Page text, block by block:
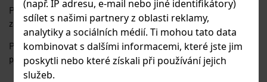
(např. IP adresu, e-mail nebo jiné identifikátory)
sdílet s našimi partnery z oblasti reklamy,
analytiky a sociálních médií. Ti mohou tato data
kombinovat s dalšími informacemi, které jste jim
poskytli nebo které získali při používání jejich
služeb.
Panely jsou vyrobeny z vodorovných drátů a svislých drátů, jež
zaručují velkou pevnost, odolnost a stabilitu.
Pro ještě vyšší tuhost jsou panely opatřeny horizontálními
prolisy.